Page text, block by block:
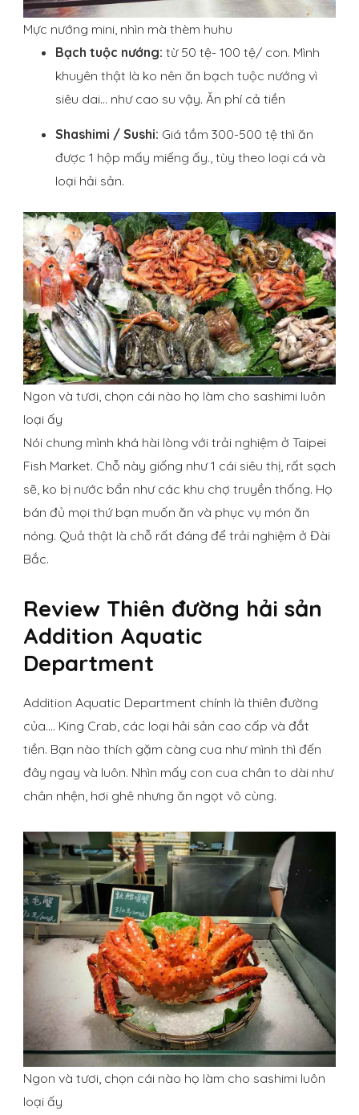
Mực nướng mini, nhìn mà thèm huhu
Bạch tuộc nướng: từ 50 tệ- 100 tệ/ con. Mình
khuyên thật là ko nên ăn bạch tuộc nướng vì
siêu dai… như cao su vậy. Ăn phí cả tiền
Shashimi / Sushi: Giá tầm 300-500 tệ thì ăn
được 1 hộp mấy miếng ấy., tùy theo loại cá và
loại hải sản.
Ngon và tươi, chọn cái nào họ làm cho sashimi luôn
loại ấy
Nói chung mình khá hài lòng với trải nghiệm ở Taipei
Fish Market. Chỗ này giống như 1 cái siêu thị, rất sạch
sẽ, ko bị nước bẩn như các khu chợ truyền thống. Họ
bán đủ mọi thứ bạn muốn ăn và phục vụ món ăn
nóng. Quả thật là chỗ rất đáng để trải nghiệm ở Đài
Bắc.
Review Thiên đường hải sản
Addition Aquatic
Department
Addition Aquatic Department chính là thiên đường
của…. King Crab, các loại hải sản cao cấp và đắt
tiền. Bạn nào thích gặm càng cua như mình thì đến
đây ngay và luôn. Nhìn mấy con cua chân to dài như
chân nhện, hơi ghê nhưng ăn ngọt vô cùng.
Ngon và tươi, chọn cái nào họ làm cho sashimi luôn
loại ấy